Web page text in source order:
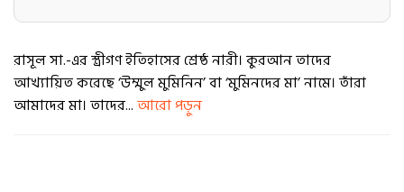
রাসূল সা.-এর স্ত্রীগণ ইতিহাসের শ্রেষ্ঠ নারী। কুরআন তাদের
আখ্যায়িত করেছে ‘উম্মুল মুমিনিন’ বা ‘মুমিনদের মা’ নামে। তাঁরা
আমাদের মা। তাদের...আরো পড়ুন